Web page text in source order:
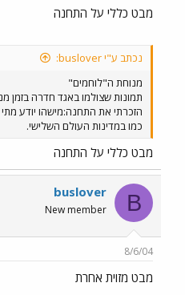
מבט כללי על התחנה
נכתב ע"י buslover:
מנוחת ה"לוחמים"
תמונות שצולמו באגד חדרה בזמן
הזכרתי את התחנה:מישהו יודע
כמו במדינות העולם השלישי.
מבט כללי על התחנה
B
buslover
New member
8/6/04
מבט מזוית אחרת